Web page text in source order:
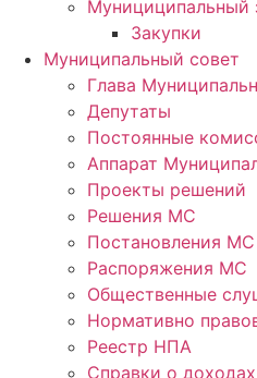
Мунициципальный
Закупки
Муниципальный совет
Глава
Депутаты
Постоянные
Аппарат
Проекты решений
Решения МС
Постановления МС
Распоряжения МС
Общественные
Нормативно
Реестр НПА
Справки о